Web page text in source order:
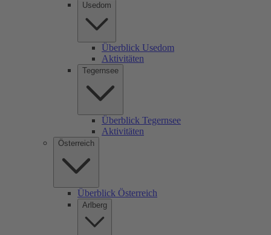
Usedom
Überblick Usedom
Aktivitäten
Tegernsee
Überblick Tegernsee
Aktivitäten
Österreich
Überblick Österreich
Arlberg